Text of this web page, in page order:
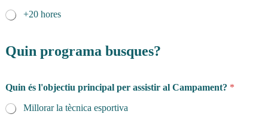
+20 hores
Quin programa busques?
Quin és l'objectiu principal per assistir al Campament? *
Millorar la tècnica esportiva